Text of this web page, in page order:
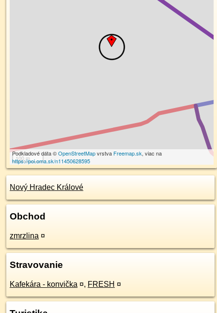
100 m
Podkladové dáta ©OpenStreetMapvrstva Freemap.sk, viac na
https://poi.oma.sk/n11450628595
Nový Hradec Králové
Obchod
zmrzlina ¤
Stravovanie
Kafekára - konvička ¤, FRESH ¤